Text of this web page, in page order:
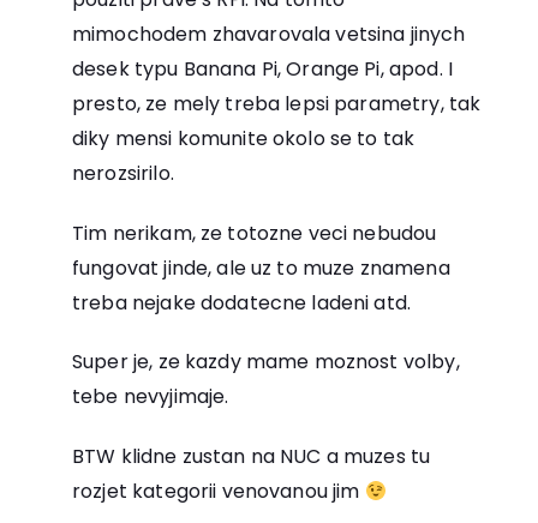
mimochodem zhavarovala vetsina jinych
desek typu Banana Pi, Orange Pi, apod. I
presto, ze mely treba lepsi parametry, tak
diky mensi komunite okolo se to tak
nerozsirilo.
Tim nerikam, ze totozne veci nebudou
fungovat jinde, ale uz to muze znamena
treba nejake dodatecne ladeni atd.
Super je, ze kazdy mame moznost volby,
tebe nevyjimaje.
BTW klidne zustan na NUC a muzes tu
rozjet kategorii venovanou jim